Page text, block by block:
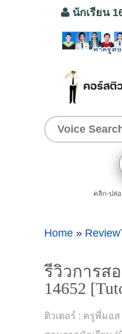
นักเรียน
คลิก-ปล่
Home »
รีวิวการส
14652
ติวเตอร์ : ครูพี่มอ